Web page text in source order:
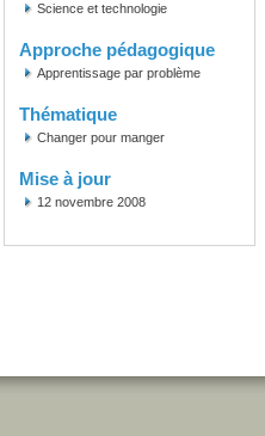
Science et technologie
Approche pédagogique
Apprentissage par problème
Thématique
Changer pour manger
Mise à jour
12 novembre 2008